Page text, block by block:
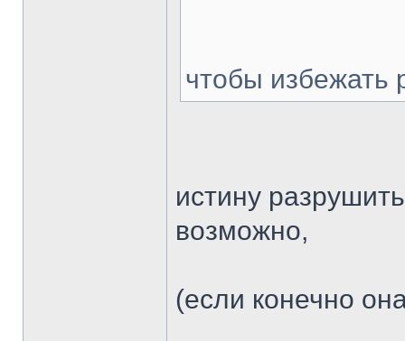
чтобы избежать
истину
возможно,
(если конечно